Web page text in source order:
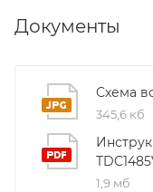
без остановок.
Благодаря
Drum™ и
равномерно, а
существенно
Документы
Схема
345,6 кб
1,9 мб